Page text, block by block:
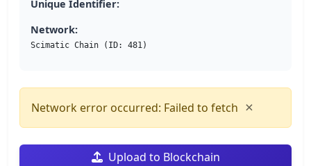
Unique Identifier:
Network:
Scimatic Chain (ID: 481)
Network error occurred: Failed to fetch ×
Upload to Blockchain